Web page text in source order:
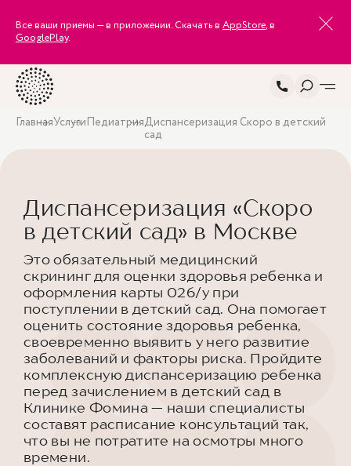
Все ваши приемы — в приложении. Скачать в AppStore, в
GooglePlay.
ГлавнаяУслугиПедиатрияДиспансеризация Скоро в детский
сад
Диспансеризация «Скоро
в детский сад» в Москве
Это обязательный медицинский
скрининг для оценки здоровья ребенка и
оформления карты 026/у при
поступлении в детский сад. Она помогает
оценить состояние здоровья ребенка,
своевременно выявить у него развитие
заболеваний и факторы риска. Пройдите
комплексную диспансеризацию ребенка
перед зачислением в детский сад в
Клинике Фомина — наши специалисты
составят расписание консультаций так,
что вы не потратите на осмотры много
времени.